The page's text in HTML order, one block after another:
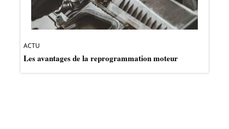
ACTU
Les avantages de la reprogrammation moteur